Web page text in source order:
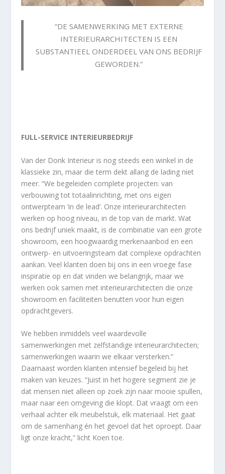
“DE SAMENWERKING MET EXTERNE
INTERIEURARCHITECTEN IS EEN
SUBSTANTIEEL ONDERDEEL VAN ONS BEDRIJF
GEWORDEN.”
FULL-SERVICE INTERIEURBEDRIJF
Van der Donk Interieur is nog steeds een winkel in de
klassieke zin, maar die term dekt allang de lading niet
meer. “We begeleiden complete projecten: van
verbouwing tot totaalinrichting, met ons eigen
ontwerpteam ‘in de lead’. Onze interieurarchitecten
werken op hoog niveau, in de top van de markt. Wat
ons bedrijf uniek maakt, is de combinatie van een grote
showroom, een hoogwaardig merkenaanbod en een
ontwerp- en uitvoeringsteam dat complexe opdrachten
aankan. Veel klanten doen bij ons in een vroege fase
inspiratie op en dat vinden we belangrijk, maar we
werken ook samen met interieurarchitecten die onze
showroom en faciliteiten benutten voor hun eigen
opdrachtgevers.
We hebben inmiddels veel waardevolle
samenwerkingen met zelfstandige interieurarchitecten;
samenwerkingen waarin we elkaar versterken.”
Daarnaast worden klanten intensief begeleid bij het
maken van keuzes. “Juist in het hogere segment zie je
dat mensen niet alleen op zoek zijn naar mooie spullen,
maar naar een omgeving die klopt. Dat vraagt om een
verhaal achter elk meubelstuk, elk materiaal. Het gaat
om de samenhang én het gevoel dat het oproept. Daar
ligt onze kracht,” licht Koen toe.